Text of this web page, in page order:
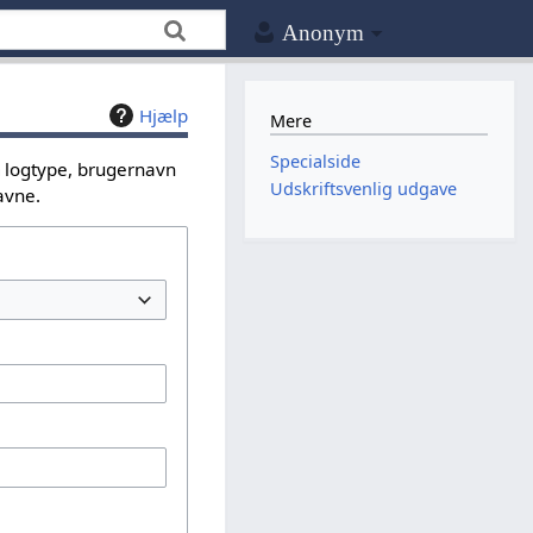
Anonym
Hjælp
brugernavn
Mere
Specialside
Udskriftsvenlig udgave